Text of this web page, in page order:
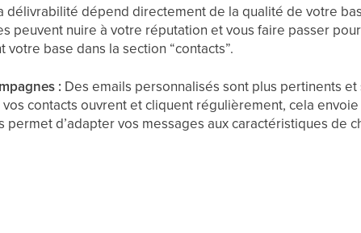
délivrabilité dépend directement de la qualité de votre
peuvent nuire à votre réputation et vous faire passer
base dans la section “contacts”.
: Des emails personnalisés sont plus pertinents
contacts ouvrent et cliquent régulièrement, cela
permet d’adapter vos messages aux caractéristiques de